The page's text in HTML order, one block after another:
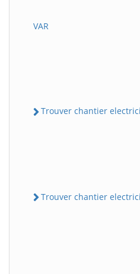
VAR
Trouver chantier
Trouver chantier